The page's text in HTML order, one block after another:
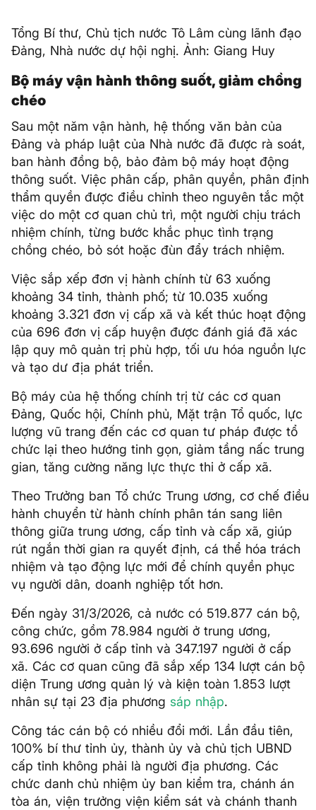
Tổng Bí thư, Chủ tịch nước Tô Lâm cùng lãnh đạo
Đảng, Nhà nước dự hội nghị. Ảnh: Giang Huy
Bộ máy vận hành thông suốt, giảm chồng
chéo
Sau một năm vận hành, hệ thống văn bản của
Đảng và pháp luật của Nhà nước đã được rà soát,
ban hành đồng bộ, bảo đảm bộ máy hoạt động
thông suốt. Việc phân cấp, phân quyền, phân định
thẩm quyền được điều chỉnh theo nguyên tắc một
việc do một cơ quan chủ trì, một người chịu trách
nhiệm chính, từng bước khắc phục tình trạng
chồng chéo, bỏ sót hoặc đùn đẩy trách nhiệm.
Việc sắp xếp đơn vị hành chính từ 63 xuống
khoảng 34 tỉnh, thành phố; từ 10.035 xuống
khoảng 3.321 đơn vị cấp xã và kết thúc hoạt động
của 696 đơn vị cấp huyện được đánh giá đã xác
lập quy mô quản trị phù hợp, tối ưu hóa nguồn lực
và tạo dư địa phát triển.
Bộ máy của hệ thống chính trị từ các cơ quan
Đảng, Quốc hội, Chính phủ, Mặt trận Tổ quốc, lực
lượng vũ trang đến các cơ quan tư pháp được tổ
chức lại theo hướng tinh gọn, giảm tầng nấc trung
gian, tăng cường năng lực thực thi ở cấp xã.
Theo Trưởng ban Tổ chức Trung ương, cơ chế điều
hành chuyển từ hành chính phân tán sang liên
thông giữa trung ương, cấp tỉnh và cấp xã, giúp
rút ngắn thời gian ra quyết định, cá thể hóa trách
nhiệm và tạo động lực mới để chính quyền phục
vụ người dân, doanh nghiệp tốt hơn.
Đến ngày 31/3/2026, cả nước có 519.877 cán bộ,
công chức, gồm 78.984 người ở trung ương,
93.696 người ở cấp tỉnh và 347.197 người ở cấp
xã. Các cơ quan cũng đã sắp xếp 134 lượt cán bộ
diện Trung ương quản lý và kiện toàn 1.853 lượt
nhân sự tại 23 địa phương sáp nhập.
Công tác cán bộ có nhiều đổi mới. Lần đầu tiên,
100% bí thư tỉnh ủy, thành ủy và chủ tịch UBND
cấp tỉnh không phải là người địa phương. Các
chức danh chủ nhiệm ủy ban kiểm tra, chánh án
tòa án, viện trưởng viện kiểm sát và chánh thanh